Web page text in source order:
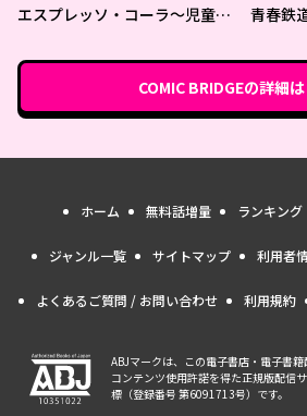
エスプレッソ・コーラ～児童発
青春鉄
COMIC BRIDGEの詳細
ホーム 無料話増量 ランキング
ジャンル一覧 サイトマップ 利用者
よくあるご質問 / お問い合わせ 利用規約
ABJマークは、この電子書店・電子書
コンテンツ使用許諾を得た正規版配信
標（登録番号 第6091713号）です。